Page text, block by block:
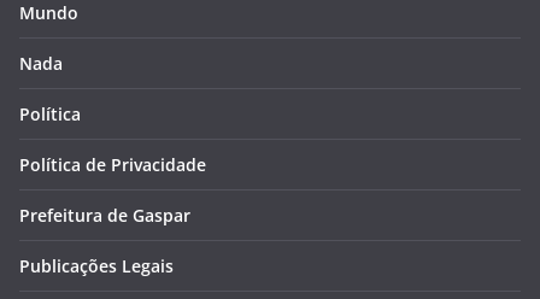
Mundo
Nada
Política
Política de Privacidade
Prefeitura de Gaspar
Publicações Legais